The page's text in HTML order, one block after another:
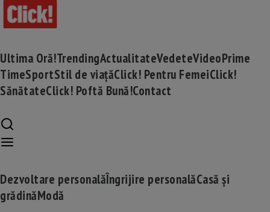
Ultima Oră!TrendingActualitateVedeteVideoPrime
TimeSportStil de viațăClick! Pentru FemeiClick!
SănătateClick! Poftă Bună!Contact
Dezvoltare personalăÎngrijire personalăCasă și
grădinăModă